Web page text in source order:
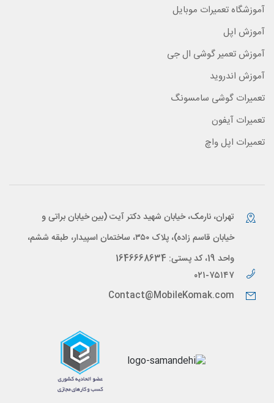
آموزشگاه تعمیرات موبایل
آموزش اپل
آموزش تعمیر گوشی ال جی
آموزش اندروید
تعمیرات گوشی سامسونگ
تعمیرات آیفون
تعمیرات اپل واچ
تهران، نارمک، خیابان شهید دکتر آیت (بین خیابان براتی و
خیابان قاسم زاده)، پلاک ۳۵۰، ساختمان اسپیدار، طبقه ششم،
واحد 19، کد پستی: 1646668634
۰۲۱-۷۵۱۴۷
Contact@MobileKomak.com